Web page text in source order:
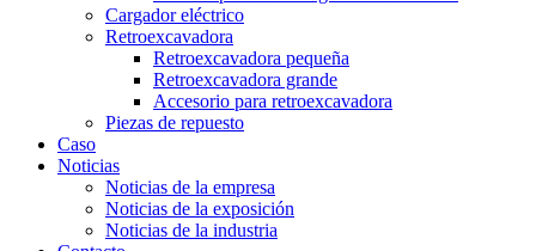
Cargador eléctrico
Retroexcavadora
Retroexcavadora pequeña
Retroexcavadora grande
Accesorio para retroexcavadora
Piezas de repuesto
Caso
Noticias
Noticias de la empresa
Noticias de la exposición
Noticias de la industria